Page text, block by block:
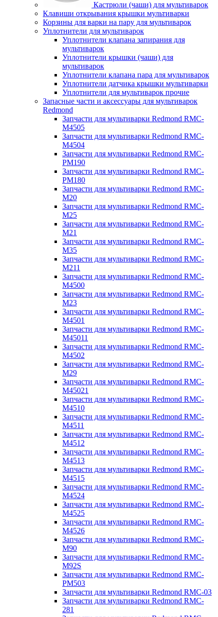
Кастрюли (чаши) для мультиварок
Клавиши открывания крышки мультиварки
Корзины для варки на пару для мультиварок
Уплотнители для мультиварок
Уплотнители клапана запирания для
мультиварок
Уплотнители крышки (чаши) для
мультиварок
Уплотнители клапана пара для мультиварок
Уплотнители датчика крышки мультиварки
Уплотнители для мультиварок прочие
Запасные части и аксессуары для мультиварок
Redmond
Запчасти для мультиварки Redmond RMC-
M4505
Запчасти для мультиварки Redmond RMC-
M4504
Запчасти для мультиварки Redmond RMC-
PM190
Запчасти для мультиварки Redmond RMC-
PM180
Запчасти для мультиварки Redmond RMC-
M20
Запчасти для мультиварки Redmond RMC-
M25
Запчасти для мультиварки Redmond RMC-
M21
Запчасти для мультиварки Redmond RMC-
M35
Запчасти для мультиварки Redmond RMC-
M211
Запчасти для мультиварки Redmond RMC-
M4500
Запчасти для мультиварки Redmond RMC-
M23
Запчасти для мультиварки Redmond RMC-
M4501
Запчасти для мультиварки Redmond RMC-
M45011
Запчасти для мультиварки Redmond RMC-
M4502
Запчасти для мультиварки Redmond RMC-
M29
Запчасти для мультиварки Redmond RMC-
M45021
Запчасти для мультиварки Redmond RMC-
M4510
Запчасти для мультиварки Redmond RMC-
M4511
Запчасти для мультиварки Redmond RMC-
M4512
Запчасти для мультиварки Redmond RMC-
M4513
Запчасти для мультиварки Redmond RMC-
M4515
Запчасти для мультиварки Redmond RMC-
M4524
Запчасти для мультиварки Redmond RMC-
M4525
Запчасти для мультиварки Redmond RMC-
M4526
Запчасти для мультиварки Redmond RMC-
M90
Запчасти для мультиварки Redmond RMC-
M92S
Запчасти для мультиварки Redmond RMC-
PM503
Запчасти для мультиварки Redmond RMC-03
Запчасти для мультиварки Redmond RMC-
281